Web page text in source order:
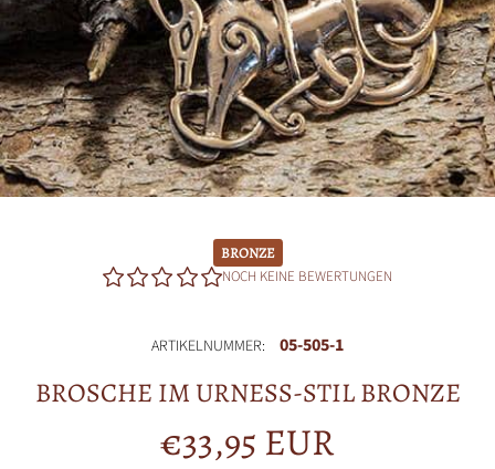
BRONZE
NOCH KEINE BEWERTUNGEN
ARTIKELNUMMER: 05-505-1
BROSCHE IM URNESS-STIL BRONZE
Normalpreis
€33,95 EUR